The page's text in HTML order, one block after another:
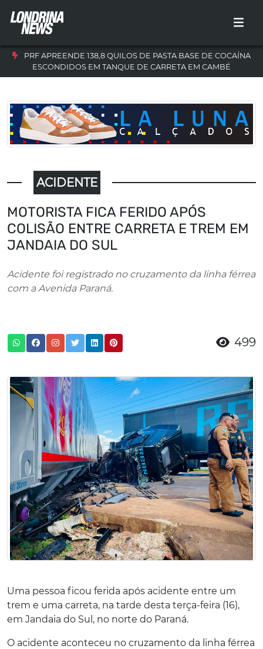
PRF APREENDE 138,8 QUILOS DE PASTA BASE DE COCAÍNA
ESCONDIDOS EM TANQUE DE CARRETA EM CAMBÉ
ACIDENTE
MOTORISTA FICA FERIDO APÓS
COLISÃO ENTRE CARRETA E TREM EM
JANDAIA DO SUL
Acidente foi registrado no cruzamento da linha férrea
com a Avenida Paraná.
499
Uma pessoa ficou ferida após acidente entre um
trem e uma carreta, na tarde desta terça-feira (16),
em Jandaia do Sul, no norte do Paraná.
O acidente aconteceu no cruzamento da linha férrea